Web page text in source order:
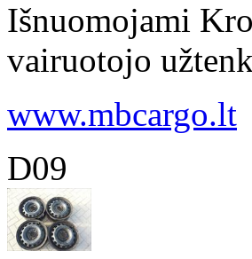
Išnuomojami
vairuotojo
www.mbcargo.lt
D09